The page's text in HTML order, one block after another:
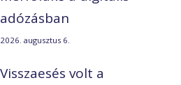
adózásban
2026. augusztus 6.
Visszaesés volt a